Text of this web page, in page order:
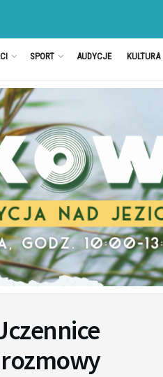
SPORT AUDYCJE KULTURA